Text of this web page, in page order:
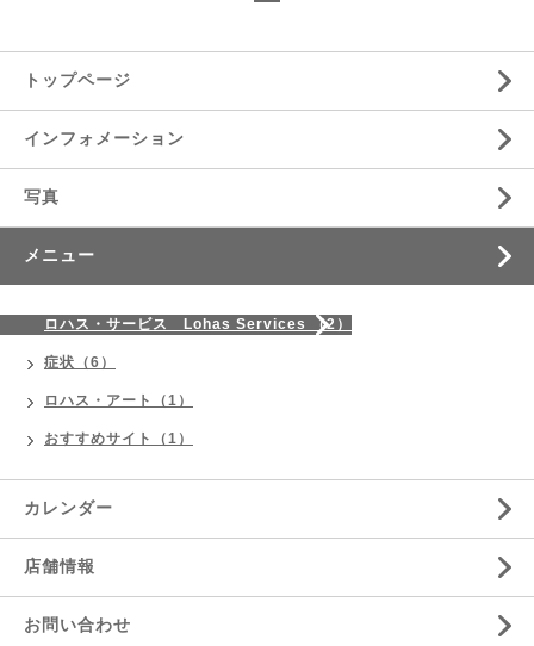
トップページ
インフォメーション
写真
メニュー
ロハス・サービス Lohas Services （2）
症状（6）
ロハス・アート（1）
おすすめサイト（1）
カレンダー
店舗情報
お問い合わせ